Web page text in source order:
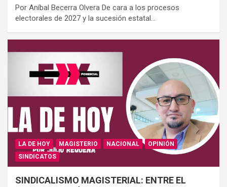
Por Aníbal Becerra Olvera De cara a los procesos
electorales de 2027 y la sucesión estatal…
LA DE HOY MAGISTERIO NACIONAL
OPINIÓN
SINDICATOS
SINDICALISMO MAGISTERIAL: ENTRE EL